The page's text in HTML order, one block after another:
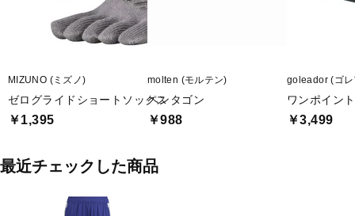
MIZUNO (ミズノ)
ゼログライドショートソックス
￥1,395
molten (モルテン)
ペンタゴン
￥988
goleador (ゴ
ワンポイン
￥3,499
最近チェックした商品